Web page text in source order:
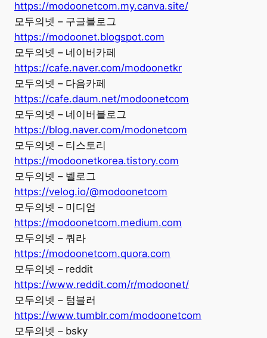
https://modoonetcom.my.canva.site/
모두의넷 – 구글블로그
https://modoonet.blogspot.com
모두의넷 – 네이버카페
https://cafe.naver.com/modoonetkr
모두의넷 – 다음카페
https://cafe.daum.net/modoonetcom
모두의넷 – 네이버블로그
https://blog.naver.com/modonetcom
모두의넷 – 티스토리
https://modoonetkorea.tistory.com
모두의넷 – 벨로그
https://velog.io/@modoonetcom
모두의넷 – 미디엄
https://modoonetcom.medium.com
모두의넷 – 쿼라
https://modoonetcom.quora.com
모두의넷 – reddit
https://www.reddit.com/r/modoonet/
모두의넷 – 텀블러
https://www.tumblr.com/modoonetcom
모두의넷 – bsky